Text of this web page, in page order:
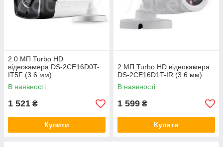
2.0 МП Turbo HD
відеокамера DS-2CE16D0T-
IT5F (3.6 мм)
В наявності
1 521 ₴
Купити
2 МП Turbo HD відеокамера
DS-2CE16D1T-IR (3.6 мм)
В наявності
1 599 ₴
Купити